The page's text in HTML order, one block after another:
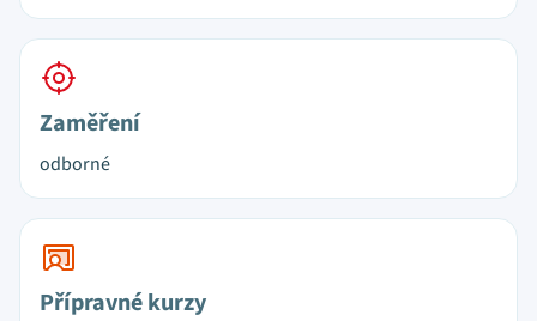
Zaměření
odborné
Přípravné kurzy